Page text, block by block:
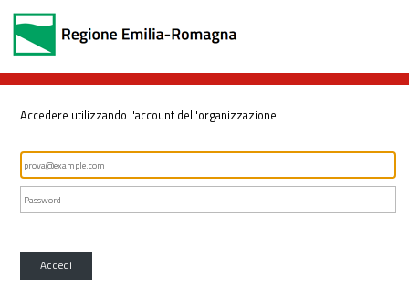
Accedere utilizzando l'account dell'organizzazione
Accedi